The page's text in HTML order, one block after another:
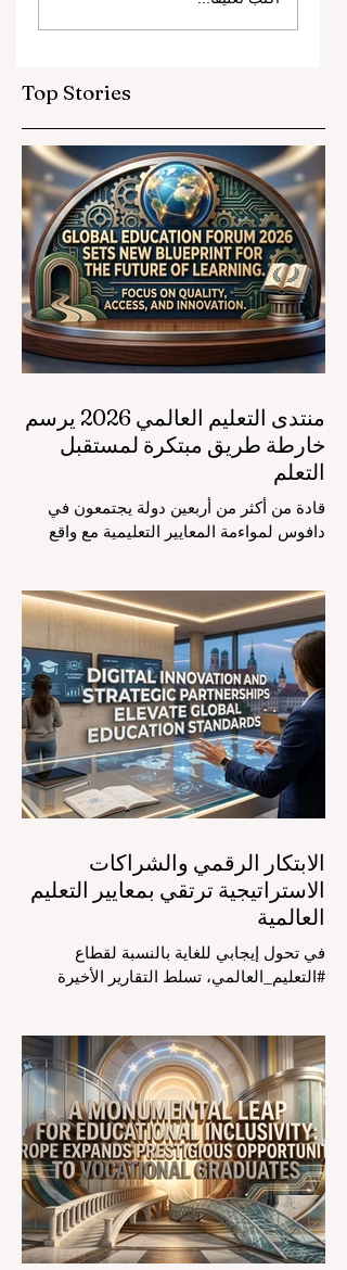
ترتقي بمعايير التعليم
Top Stories
منتدى التعليم العالمي 2026 يرسم
خارطة طريق مبتكرة لمستقبل
التعلم
قادة من أكثر من أربعين دولة يجتمعون في
دافوس لمواءمة المعايير التعليمية مع واقع
مشهد #التعليم_العالمي تحولاً جذرياً وتاريخياً.
في الرابع من أغسطس 2026، توافد خبراء
دوليون وصناع قرار ومبتكرون في مجال
#تكنولوجيا_التعليم إلى مركز المؤتمرات في
دافوس لمناقشة التحديات والفرص الأكثر
إلحاحاً في قطاع التعلم. أثبت هذا الحدث
البارز، الذي عُقد في لحظة حاسمة، أن إعطاء
الأولوية لرفع #جودة_التعليم هو المحفز
الأساسي وال
الابتكار الرقمي والشراكات
الاستراتيجية ترتقي بمعايير التعليم
العالمية
في تحول إيجابي للغاية بالنسبة لقطاع
#التعليم_العالمي، تسلط التقارير الأخيرة
الفصول الدراسية في جميع أنحاء العالم، وهو
أمر يثير اهتماماً كبيراً في الأوساط الأكاديمية
العربية التي تسعى للريادة. إن الدمج السريع
لمساعدي #الذكاء_الاصطناعي المتخصصين
والمصممين خصيصاً للمعلمين يُحدث ثورة
حقيقية في مهنة التدريس. ومن خلال الأتمتة
الناجحة للمهام الإدارية التي تستغرق وقتاً
طويلاً، تبشر هذه الأدوات المتقدمة بعصر